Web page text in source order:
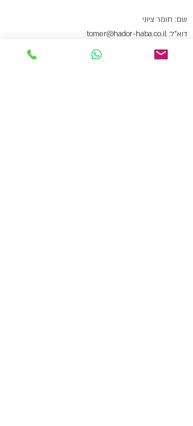
שם: תומר ציוני
דוא"ל: tomer@hador-haba.co.il
לעמוד הבית